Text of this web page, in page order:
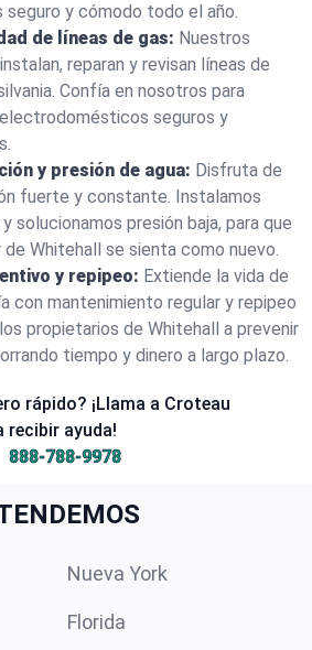
seguro y cómodo todo el año.
de líneas de gas: Nuestros
reparan y revisan líneas de
Confía en nosotros para
seguros y
y presión de agua: Disfruta de
fuerte y constante. Instalamos
solucionamos presión baja, para que
Whitehall se sienta como nuevo.
y repipeo: Extiende la vida de
con mantenimiento regular y repipeo
propietarios de Whitehall a prevenir
tiempo y dinero a largo plazo.
rápido? ¡Llama a Croteau
recibir ayuda!
888-788-9978
Nueva York
Florida